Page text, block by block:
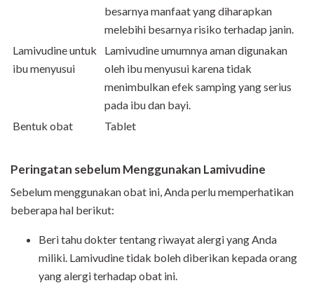
besarnya manfaat yang diharapkan
melebihi besarnya risiko terhadap janin.
Lamivudine untuk
ibu menyusui
Lamivudine umumnya aman digunakan
oleh ibu menyusui karena tidak
menimbulkan efek samping yang serius
pada ibu dan bayi.
Bentuk obat
Tablet
Peringatan sebelum Menggunakan Lamivudine
Sebelum menggunakan obat ini, Anda perlu memperhatikan
beberapa hal berikut:
Beri tahu dokter tentang riwayat alergi yang Anda
miliki. Lamivudine tidak boleh diberikan kepada orang
yang alergi terhadap obat ini.